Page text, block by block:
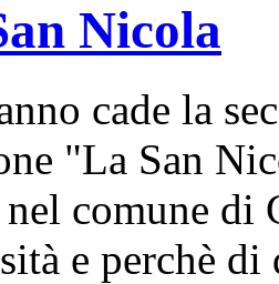
Nicola
cade la
"La San
comune di
e perchè